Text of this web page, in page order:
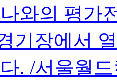
와의 평가
기장에서
. /서울월